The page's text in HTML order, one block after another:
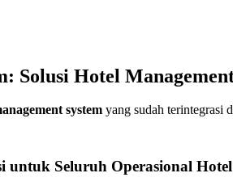
Solusi Hotel
system yang sudah terintegrasi
untuk Seluruh Operasional Hotel